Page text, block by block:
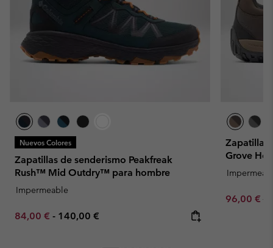
Nuevos Colores
Zapatillas de senderismo Peakfreak
Rush™ Mid Outdry™ para hombre
Impermeable
Minimum sale price:
84,00 € - Maximum price:
140,00 €
Zapatillas
Grove
Sale price:
96,00 €